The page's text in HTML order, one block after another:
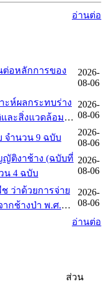
อ่านต่อ
ต่อหลักการของ
2026-
08-06
ะห์ผลกระทบร่าง
ละสิ่งแวดล้อม
ยานแห่งชาติ
รประเมินผล
2026-
08-06
จำนวน 9 ฉบับ
2026-
08-06
ญัติงาช้าง (ฉบับที่
น 4 ฉบับ
2026-
08-06
ว่าด้วยการจ่าย
ากช้างป่า พ.ศ.
2026-
08-06
อ่านต่อ
ส่วน